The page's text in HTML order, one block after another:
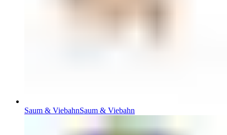
Saum & ViebahnSaum & Viebahn